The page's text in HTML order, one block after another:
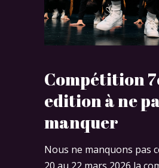
Compétition
editionà ne
manquer
Nous ne manquons pas